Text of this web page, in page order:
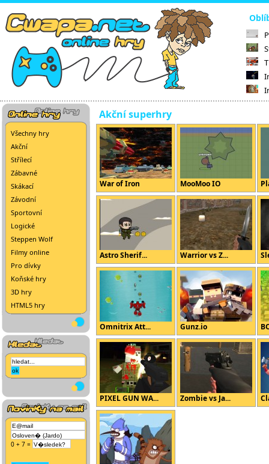
Všechny hry
Akční
Střílecí
Zábavné
Skákací
Závodní
Sportovní
Logické
Steppen Wolf
Filmy online
Pro dívky
Koňské hry
3D hry
HTML5 hry
0 + 7 =
Akční superhry
War of Iron MooMoo IO
Astro Sherif... Warrior vs Z...
Omnitrix Att... Gunz.io
PIXEL GUN WA... Zombie vs Ja...